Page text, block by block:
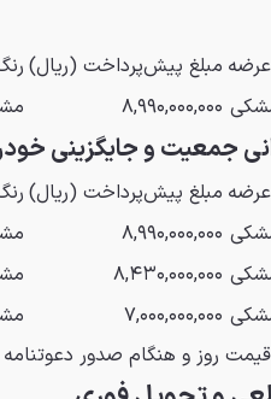
مبلغ پیش‌پرداخت (ریال)
۸,۹۹۰,۰۰۰,۰۰۰
مبلغ پیش‌پرداخت (ریال)
۸,۹۹۰,۰۰۰,۰۰۰
۸,۴۳۰,۰۰۰,۰۰۰
۷,۰۰۰,۰۰۰,۰۰۰
روز و هنگام صدور